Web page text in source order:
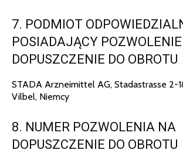
7. PODMIOT
POSIADAJĄCY
DOPUSZCZENIE DO OBROTU
STADA Arzneimittel AG, Stadastrasse 2-
Vilbel, Niemcy
8. NUMER POZWOLENIA NA
DOPUSZCZENIE DO OBROTU